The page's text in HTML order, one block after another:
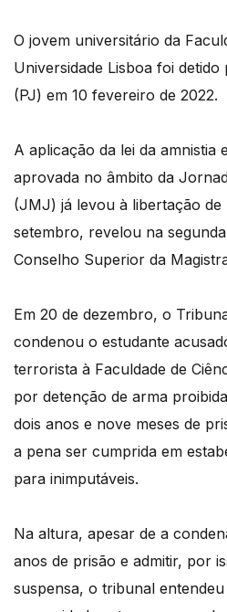
O jovem universitário da
Universidade Lisboa foi
(PJ) em 10 fevereiro de 2022.
A aplicação da lei da amnistia
aprovada no âmbito da
(JMJ) já levou à libertação de
setembro, revelou na
Conselho Superior da
Em 20 de dezembro, o
condenou o estudante
terrorista à Faculdade de
por detenção de arma
dois anos e nove meses de
a pena ser cumprida em
para inimputáveis.
Na altura, apesar de a
anos de prisão e admitir, por
suspensa, o tribunal